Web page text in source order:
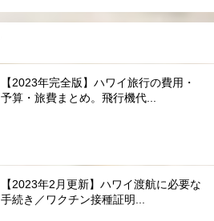
【2023年完全版】ハワイ旅行の費用・
予算・旅費まとめ。飛行機代...
【2023年2月更新】ハワイ渡航に必要な
手続き／ワクチン接種証明...